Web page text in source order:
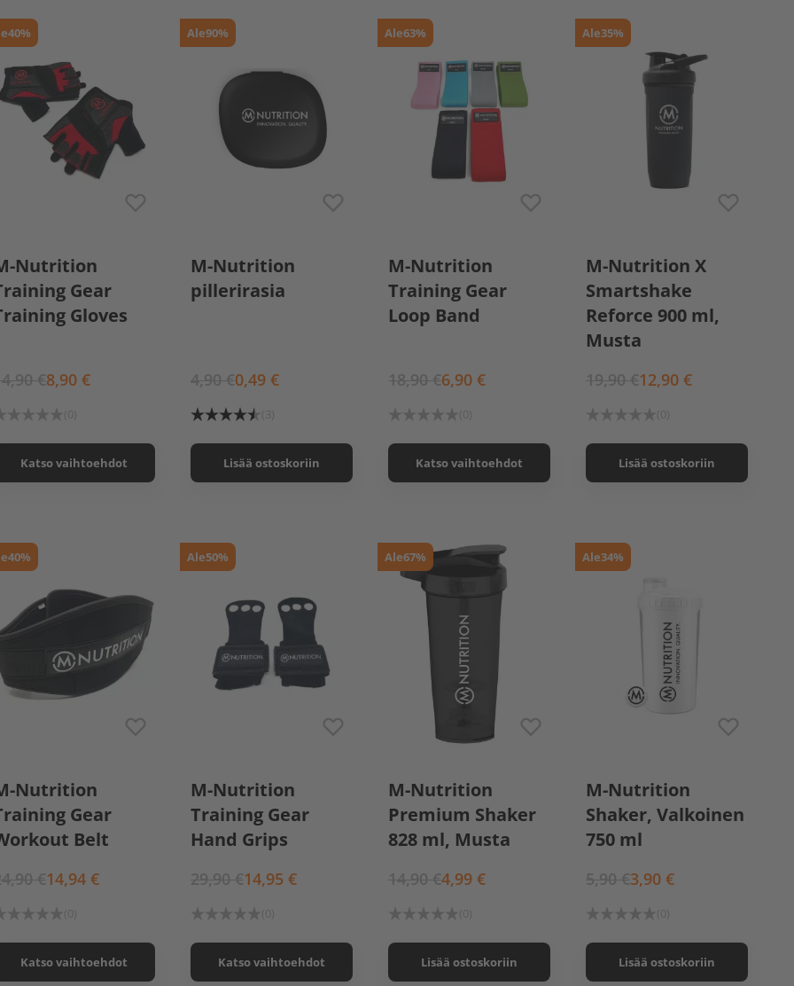
40%
Nutrition
Gear
Gloves
€8,90 €
Katso vaihtoehdot
Ale90%
M-Nutrition
pillerirasia
4,90 €0,49 €
(3)
Lisää ostoskoriin
Green (medium)
Grey (medium)
Red (heavy)
Ale63%
M-Nutrition
Training Gear
Loop Band
18,90 €6,90 €
Katso vaihtoehdot
Ale35%
M-Nutrition X
Smartshake
Reforce 900 ml,
Musta
19,90 €12,90 €
Lisää ostoskoriin
40%
Nutrition
Gear
Belt
€14,94 €
Katso vaihtoehdot
Ale50%
M-Nutrition
Training Gear
Hand Grips
29,90 €14,95 €
Katso vaihtoehdot
Ale67%
M-Nutrition
Premium Shaker
828 ml, Musta
14,90 €4,99 €
Lisää ostoskoriin
Läpinäkyvä 750 ml
Ale34%
M-Nutrition
Shaker, Valkoinen
750 ml
5,90 €3,90 €
Lisää ostoskoriin